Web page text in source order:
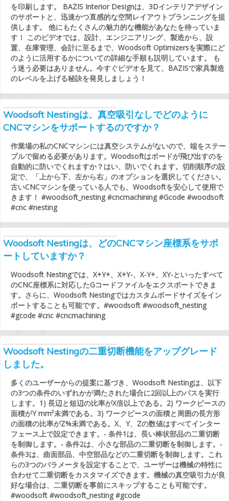
を印刷します。 BAZIS Interior Designは、3Dインテリアデザイン
のサポートと、迅速かつ直感的な空間レイアウトプランニングを提
供します。 他にもたくさんの魅力的な機能があなたを待っていま
す！ このビデオでは、設計、エンジニアリング、製造から、設
置、在庫管理、会計に至るまで、Woodsoft Optimizersを実際にど
のように活用するかについての詳細な手順も説明しています。 も
う迷う必要はありません。今すぐビデオを見て、BAZISで家具製造
のレベルを上げる秘訣を発見しましょう！
Woodsoft Nestingは、真空吸引なしでどのように
CNCマシンをサポートするのですか？
作業場の私のCNCマシンには真空システムがないので、端をステー
プルで留める必要があります。Woodsoftはボードが飛び出すのを
自動的に防いでくれますか？はい、防いでくれます。切削順序の設
定で、「上から下、左から右」のオプションを選択してください。
古いCNCマシンを使っている人でも、Woodsoftを安心して使用で
きます！ #woodsoft_nesting #cncmachining #Gcode #woodsoft
#cnc #nesting
Woodsoft Nestingは、どのCNCマシン座標系をサポ
ートしていますか？
Woodsoft Nestingでは、X+Y+、X+Y-、X-Y+、XY-といったすべて
のCNC座標系に対応したGコードファイルをエクスポートできま
す。さらに、Woodsoft Nestingではカスタムボードサイズをイン
ポートすることも可能です。#woodsoft #woodsoft_nesting
#gcode #cnc #cncmachining
Woodsoft Nestingの二重切断機能をアップグレード
しました。
多くのユーザーからの提案に基づき、Woodsoft Nestingは、以下
の3つの条件のいずれかが満たされた場合に2回以上のパスを実行
します。1) 長辺と短辺の比率がX倍以上である。2) ワークピースの
面積がY mm²未満である。3) ワークピースの面積と周囲の長方形
の面積の比率がZ%未満である。X、Y、Zの数値はすべてインター
フェース上で設定できます。- 条件1は、長い棒状部品の二重切断
を制御します。- 条件2は、小さな部品の二重切断を制御します。-
条件3は、曲面部品、中空部品などの二重切断を制御します。これ
らの3つのパラメータを設定することで、ユーザーは機械の特性に
合わせて二重切断をカスタマイズできます。機械の真空吸引力が良
好な場合は、二重切断を事前にスキップすることも可能です。
#woodsoft #woodsoft_nesting #gcode